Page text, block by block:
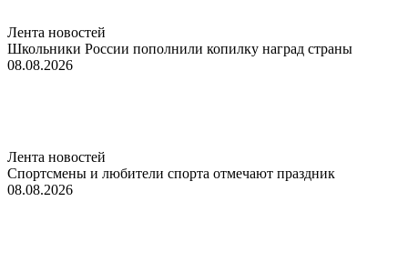
Лента новостей
Школьники России пополнили копилку наград страны
08.08.2026
Лента новостей
Спортсмены и любители спорта отмечают праздник
08.08.2026